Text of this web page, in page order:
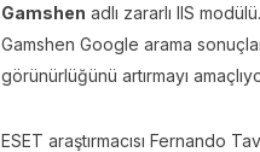
Gamshen adlı zararlı IIS
Gamshen Google arama
görünürlüğünü artırmayı
ESET araştırmacısı Fernando